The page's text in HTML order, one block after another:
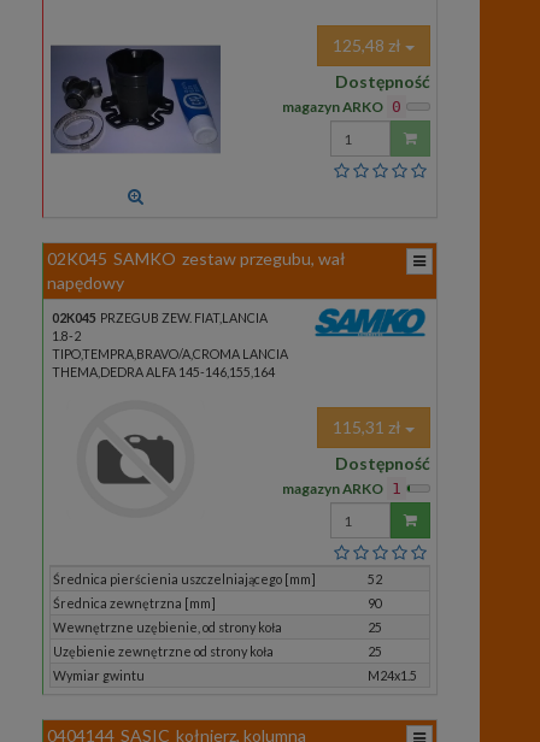
125,48 zł
Dostępność
magazyn ARKO 0
Wprowadź
ilość
02K045 SAMKO zestaw przegubu, wał
napędowy
02K045 PRZEGUB ZEW. FIAT,LANCIA
1.8-2
TIPO,TEMPRA,BRAVO/A,CROMA LANCIA
THEMA,DEDRA ALFA 145-146,155,164
115,31 zł
Dostępność
magazyn ARKO 1
Wprowadź
ilość
Średnica pierścienia uszczelniającego [mm]
52
Średnica zewnętrzna [mm]
90
Wewnętrzne uzębienie, od strony koła
25
Uzębienie zewnętrzne od strony koła
25
Wymiar gwintu
M24x1.5
0404144 SASIC kołnierz, kolumna